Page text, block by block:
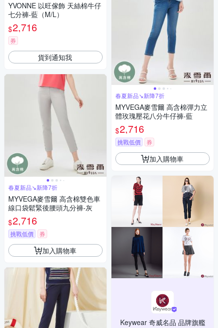
YVONNE 以旺傢飾 天絲棉牛仔
七分褲-藍（M/L）
$2,716
券
貨到通知我
春夏新品↘新降7折
MYVEGA麥雪爾 高含棉雙色車
線口袋鬆緊後腰頭九分褲-灰
$2,716
挑戰低價 券
加入購物車
春夏新品↘新降7折
MYVEGA麥雪爾 高含棉彈力立
體玫瑰壓花八分牛仔褲-藍
$2,716
挑戰低價 券
加入購物車
Keywear 奇威名品 品牌旗艦